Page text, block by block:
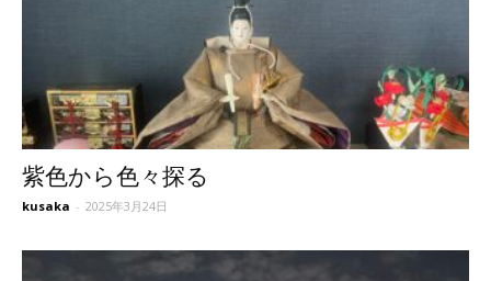
紫色から色々探る
kusaka - 2025年3月24日